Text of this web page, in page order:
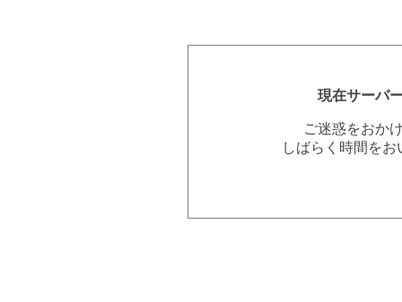
現在サーバ
ご迷惑をおか
しばらく時間を